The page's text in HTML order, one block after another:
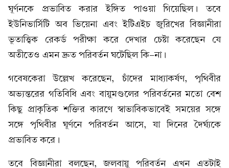
ঘূর্ণনকে প্রভাবিত করার ইঙ্গিত পাওয়া গিয়েছিল। তবে
ইউনিভার্সিটি অব ভিয়েনা এবং ইটিএইচ জুরিখের বিজ্ঞানীরা
ভূতাত্ত্বিক রেকর্ড পরীক্ষা করে দেখার চেষ্টা করেছেন যে
অতীতেও এমন দ্রুত পরিবর্তন ঘটেছিল কি-না।
গবেষকেরা উল্লেখ করেছেন, চাঁদের মাধ্যাকর্ষণ, পৃথিবীর
অভ্যন্তরের গতিবিধি এবং বায়ুমণ্ডলের পরিবর্তনের মতো বেশ
কিছু প্রাকৃতিক শক্তির কারণে স্বাভাবিকভাবেই সময়ের সঙ্গে
সঙ্গে পৃথিবীর ঘূর্ণনে পরিবর্তন আসে, যা দিনের দৈর্ঘ্যকে
প্রভাবিত করে।
তবে বিজ্ঞানীরা বলছেন, জলবায়ু পরিবর্তন এখন এতটাই